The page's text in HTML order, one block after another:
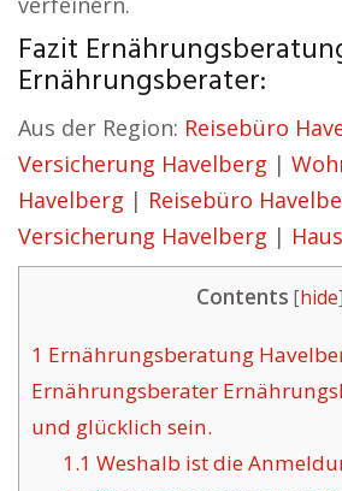
Fazit
Ernährungsberater:
Aus der Region: Reisebüro
Versicherung Havelberg |
Havelberg | Reisebüro
Versicherung Havelberg |
Contents [hide]
1 Ernährungsberatung
Ernährungsberater
und glücklich sein.
1.1 Weshalb ist die